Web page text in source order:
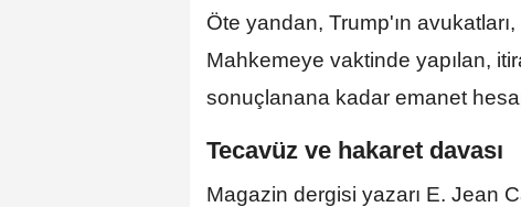
Öte yandan, Trump'ın
Mahkemeye vaktinde yapılan,
sonuçlanana kadar emanet
Tecavüz ve hakaret davası
Magazin dergisi yazarı E. Jean